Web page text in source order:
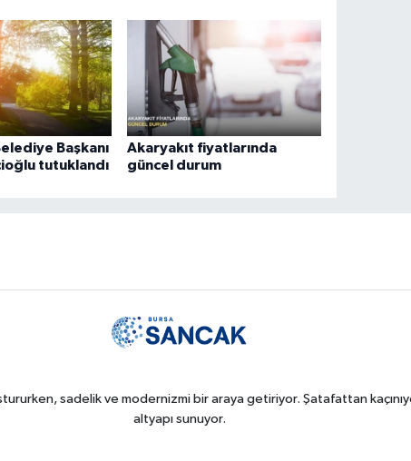
Başkanı
tutuklandı
Akaryakıt fiyatlarında
güncel durum
sadelik ve modernizmi bir araya getiriyor. Şatafattan
altyapı sunuyor.